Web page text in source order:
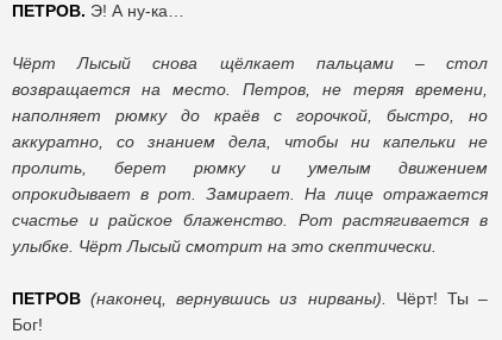
ПЕТРОВ. Э! А ну-ка…
Чёрт Лысый снова щёлкает пальцами – стол
возвращается на место. Петров, не теряя времени,
наполняет рюмку до краёв с горочкой, быстро, но
аккуратно, со знанием дела, чтобы ни капельки не
пролить, берет рюмку и умелым движением
опрокидывает в рот. Замирает. На лице отражается
счастье и райское блаженство. Рот растягивается в
улыбке. Чёрт Лысый смотрит на это скептически.
ПЕТРОВ (наконец, вернувшись из нирваны).
Чёрт! Ты –
Бог!